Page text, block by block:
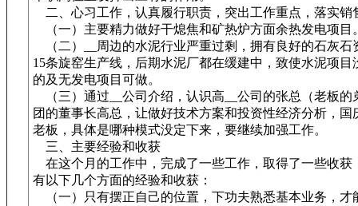
二、心习工作，认真履行职责，突出工作重点，落实销
（一）主要精力做好干熄焦和矿热炉方面余热发电项目
（二）__周边的水泥行业严重过剩，拥有良好的石灰石
15条旋窑生产线，后期水泥厂都在缓建中，致使水泥项目
的及无发电项目可做。
（三）通过__公司介绍，认识高__公司的张总（老板的
团的董事长高总，让做好技术方案和投资性经济分析，国
老板，具体是哪种模式没定下来，要继续加强工作。
三、主要经验和收获
在这个月的工作中，完成了一些工作，取得了一些收获
有以下几个方面的经验和收获：
（一）只有摆正自己的位置，下功夫熟悉基本业务，才